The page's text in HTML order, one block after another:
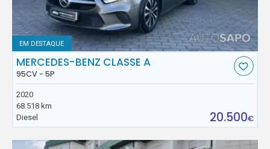
EM DESTAQUE
MERCEDES-BENZ CLASSE A
95CV - 5P
2020
68.518 km
Diesel
20.500€